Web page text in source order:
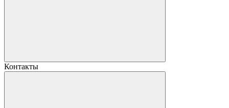
Контакты